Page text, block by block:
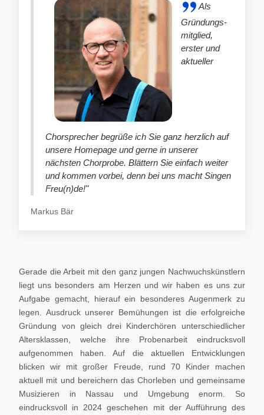
Als
Gründungs-
mitglied,
erster und
aktueller
Chorsprecher begrüße ich Sie ganz herzlich auf
unsere Homepage und gerne in unserer
nächsten Chorprobe. Blättern Sie einfach weiter
und kommen vorbei, denn bei uns macht Singen
Freu(n)de!"
Markus Bär
Gerade die Arbeit mit den ganz jungen Nachwuchskünstlern
liegt uns besonders am Herzen und wir haben es uns zur
Aufgabe gemacht, hierauf ein besonderes Augenmerk zu
legen. Ausdruck unserer Bemühungen ist die erfolgreiche
Gründung von gleich drei Kinderchören unterschiedlicher
Altersklassen, welche ihre Probenarbeit eindrucksvoll
aufgenommen haben. Auf die aktuellen Entwicklungen
blicken wir mit großer Freude, rund 70 Kinder machen
aktuell mit und bereichern das Chorleben und gemeinsame
Musizieren in Nassau und Umgebung enorm. So
eindrucksvoll in 2024 geschehen mit der Aufführung des